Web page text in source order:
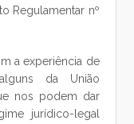
Regulamentar nº
a experiência de
da União
nos podem dar
jurídico-legal